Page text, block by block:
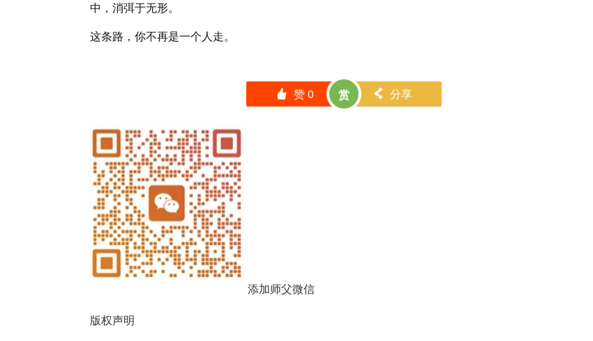
中，消弭于无形。
这条路，你不再是一个人走。
󰄼 赞0 赏 󰄯 分享
添加师父微信
版权声明